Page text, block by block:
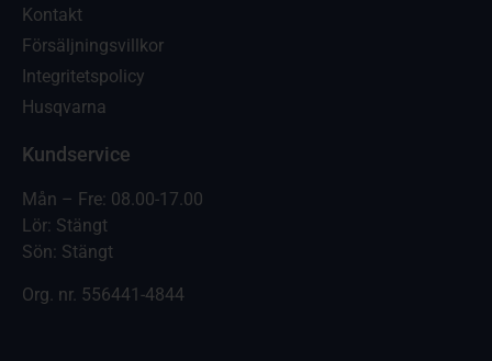
Kontakt
Försäljningsvillkor
Integritetspolicy
Husqvarna
Kundservice
Mån – Fre: 08.00-17.00
Lör: Stängt
Sön: Stängt
Org. nr. 556441-4844